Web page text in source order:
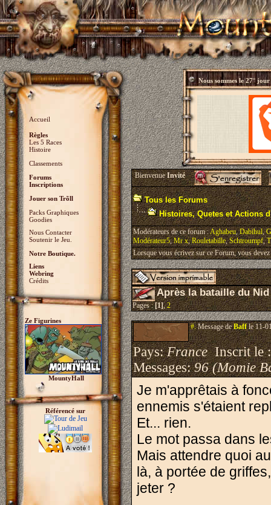
Accueil
Règles
Les 5 Races
Histoire
Classements
Forums
Inscriptions
Jouer son Trõll
Packs Graphiques
Goodies
Nous Contacter
Soutenir le Jeu.
Notre Boutique.
Liens
Webring
Crédits
Ze Figurines
MountyHall
Référencé sur
Nous sommes le27° jour
BienvenueInvité
Tous les Forums
Histoires, Quetes et Actions
Modérateurs de ce forum :Aghabeu,Dabihul,
Modérateur5,Mr x,Rouletabille,Schtroumpf,
Lorsque vous écrivez sur ce Forum, vous
Après la bataille du
Pages :[1],2
#.Message deBaffle 11-
Pays:FranceInscrit le
Messages:96 (Momie
Je m'apprêtais à
ennemis s'étaient
Et... rien.
Le mot passa dans
Mais attendre quoi
là, à portée de
jeter ?